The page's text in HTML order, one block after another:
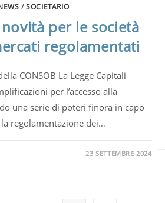
/SOCIETARIO
per le società
regolamentati
CONSOB La Legge Capitali
per l’accesso alla
una serie di poteri finora in capo
la regolamentazione dei…
23 SETTEMBRE 2024